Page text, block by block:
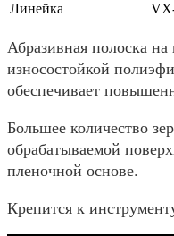
Линейка
Абразивная полоска
износостойкой
обеспечивает
Большее количество
обрабатываемой
пленочной основе.
Крепится к